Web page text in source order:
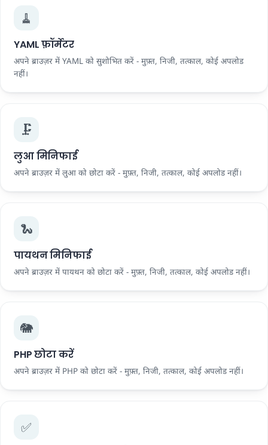
🧹
YAML फ़ॉर्मेटर
अपने ब्राउज़र में YAML को सुशोभित करें - मुफ़्त, निजी, तत्काल, कोई अपलोड
नहीं।
🗜️
लुआ मिनिफाई
अपने ब्राउज़र में लुआ को छोटा करें - मुफ़्त, निजी, तत्काल, कोई अपलोड नहीं।
🐍
पायथन मिनिफाई
अपने ब्राउज़र में पायथन को छोटा करें - मुफ़्त, निजी, तत्काल, कोई अपलोड नहीं।
🐘
PHP छोटा करें
अपने ब्राउज़र में PHP को छोटा करें - मुफ़्त, निजी, तत्काल, कोई अपलोड नहीं।
✅